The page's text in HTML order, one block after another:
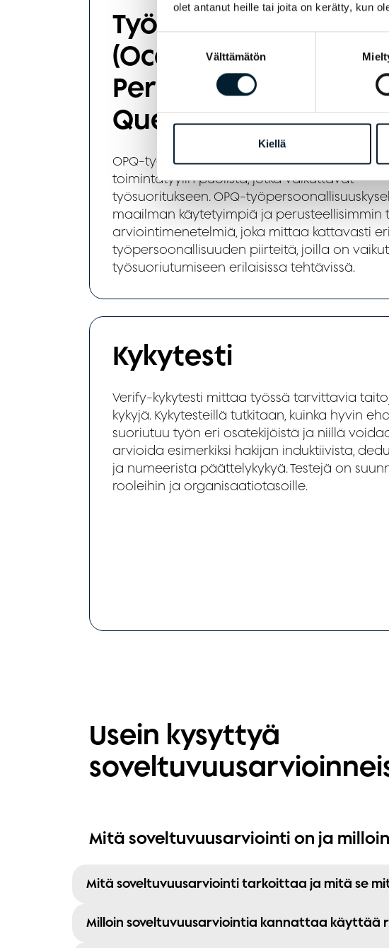
olet antanut heille tai joita on kerätty, kun
valinta
Välttämätön
Kiellä
(Occupational
Personality
Questionnaire)
OPQ-työpersoonallisuuskysely antaa tietoa
toimintatyylin puolista, jotka vaikuttavat
työsuoritukseen. OPQ-
maailman käytetyimpiä ja perusteellisimmin
arviointimenetelmiä, joka mittaa kattavasti
työpersoonallisuuden piirteitä, joilla on
työsuoriutumiseen erilaisissa tehtävissä.
Kykytesti
Verify-kykytesti mittaa työssä tarvittavia
kykyjä. Kykytesteillä tutkitaan, kuinka hyvin
suoriutuu työn eri osatekijöistä ja niillä
arvioida esimerkiksi hakijan induktiivista,
ja numeerista päättelykykyä. Testejä on
rooleihin ja organisaatiotasoille.
Usein kysyttyä
Mitä soveltuvuusarviointi on ja
Mitä soveltuvuusarviointi tarkoittaa ja mitä se
Milloin soveltuvuusarviointia kannattaa käyttää